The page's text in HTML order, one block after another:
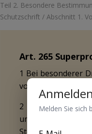
Teil 2. Besondere
Schutzschrift / Abschnitt 1.
Art. 265
1 Bei besonderer
vorsorgliche
2 Mit der
unverzüglich
Stellungnahme.
Anmelden
Melden Sie sich